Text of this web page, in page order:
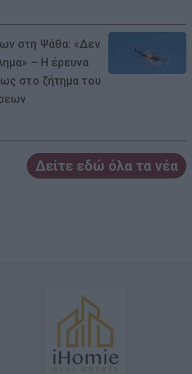
στη Ψάθα: «Δεν
– Η έρευνα
στο ζήτημα του
Δείτε εδώ όλα τα νέα